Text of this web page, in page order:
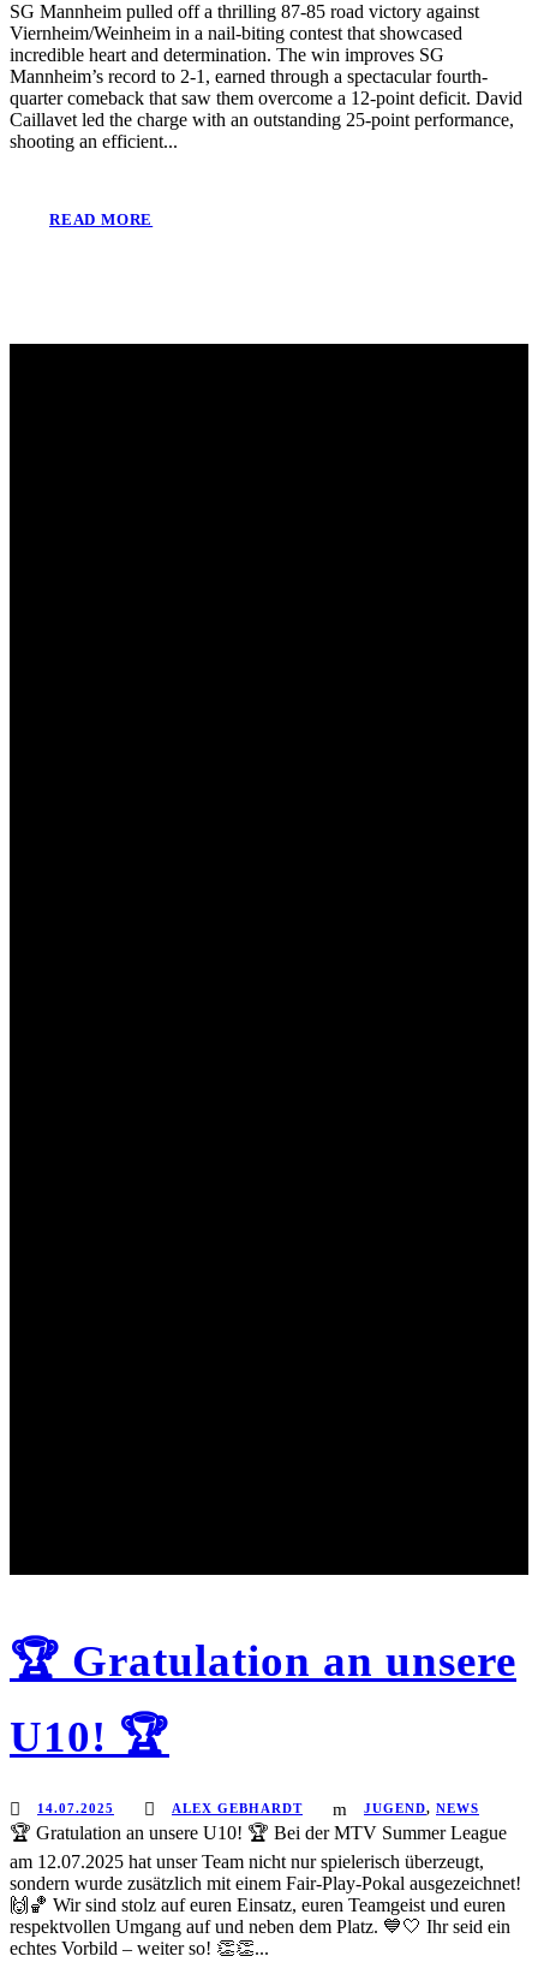
SG Mannheim pulled off a thrilling 87-85 road victory against
Viernheim/Weinheim in a nail-biting contest that showcased
incredible heart and determination. The win improves SG
Mannheim’s record to 2-1, earned through a spectacular fourth-
quarter comeback that saw them overcome a 12-point deficit. David
Caillavet led the charge with an outstanding 25-point performance,
shooting an efficient...
READ MORE
🏆 Gratulation an unsere
U10! 🏆
14.07.2025 ALEX GEBHARDT JUGEND, NEWS
🏆 Gratulation an unsere U10! 🏆 Bei der MTV Summer League
am 12.07.2025 hat unser Team nicht nur spielerisch überzeugt,
sondern wurde zusätzlich mit einem Fair-Play-Pokal ausgezeichnet!
🙌🏀 Wir sind stolz auf euren Einsatz, euren Teamgeist und euren
respektvollen Umgang auf und neben dem Platz. 💙🤍 Ihr seid ein
echtes Vorbild – weiter so! 👏👏...